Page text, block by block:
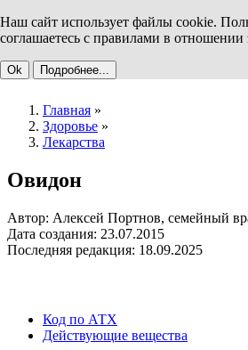
Наш сайт использует файлы cookie.
соглашаетесь с правилами в отношении
Ok Подробнее...
Главная »
Здоровье »
Лекарства
Овидон
Автор: Алексей Портнов, семейный
Дата создания: 23.07.2015
Последняя редакция: 18.09.2025
Код по АТХ
Действующие вещества